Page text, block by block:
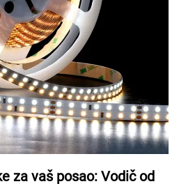
za vaš posao: Vodič od